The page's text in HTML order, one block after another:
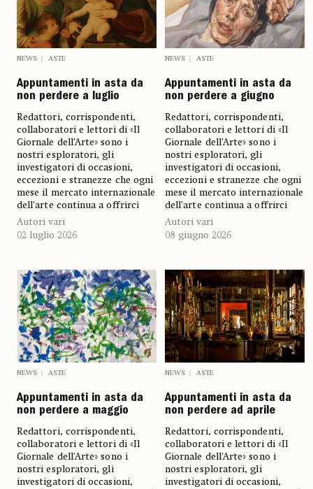
NEWS ASTE
Appuntamenti in asta da
non perdere a luglio
Redattori, corrispondenti,
collaboratori e lettori di «Il
Giornale dell’Arte» sono i
nostri esploratori, gli
investigatori di occasioni,
eccezioni e stranezze che ogni
mese il mercato internazionale
dell’arte continua a offrirci
Autori vari
02 luglio 2026
NEWS ASTE
Appuntamenti in asta da
non perdere a giugno
Redattori, corrispondenti,
collaboratori e lettori di «Il
Giornale dell’Arte» sono i
nostri esploratori, gli
investigatori di occasioni,
eccezioni e stranezze che ogni
mese il mercato internazionale
dell’arte continua a offrirci
Autori vari
08 giugno 2026
NEWS ASTE
Appuntamenti in asta da
non perdere a maggio
Redattori, corrispondenti,
collaboratori e lettori di «Il
Giornale dell’Arte» sono i
nostri esploratori, gli
investigatori di occasioni,
NEWS ASTE
Appuntamenti in asta da
non perdere ad aprile
Redattori, corrispondenti,
collaboratori e lettori di «Il
Giornale dell’Arte» sono i
nostri esploratori, gli
investigatori di occasioni,